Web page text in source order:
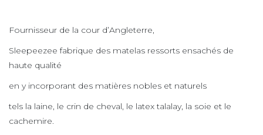
Fournisseur de la cour d’Angleterre,
Sleepeezee fabrique des matelas ressorts ensachés de
haute qualité
en y incorporant des matières nobles et naturels
tels la laine, le crin de cheval, le latex talalay, la soie et le
cachemire.